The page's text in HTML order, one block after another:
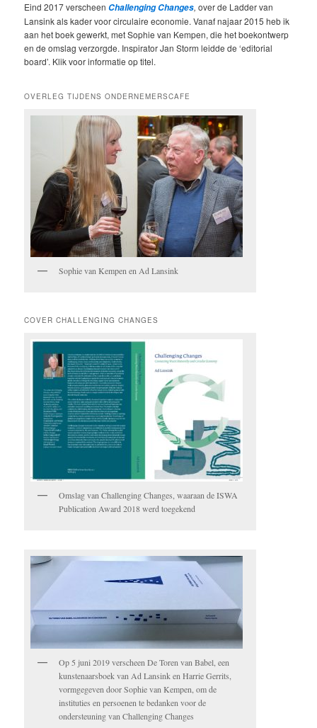
Eind 2017 verscheen Challenging Changes, over de Ladder van
Lansink als kader voor circulaire economie. Vanaf najaar 2015 heb ik
aan het boek gewerkt, met Sophie van Kempen, die het boekontwerp
en de omslag verzorgde. Inspirator Jan Storm leidde de ‘editorial
board’. Klik voor informatie op titel.
OVERLEG TIJDENS ONDERNEMERSCAFE
Sophie van Kempen en Ad Lansink
COVER CHALLENGING CHANGES
Omslag van Challenging Changes, waaraan de ISWA
Publication Award 2018 werd toegekend
Op 5 juni 2019 verscheen De Toren van Babel, een
kunstenaarsboek van Ad Lansink en Harrie Gerrits,
vormgegeven door Sophie van Kempen, om de
instituties en persoenen te bedanken voor de
ondersteuning van Challenging Changes